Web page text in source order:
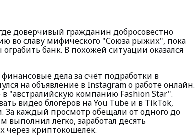
доверчивый гражданин добросовестно
во славу мифического "Союза рыжих", пока
банк. В похожей ситуации оказался
дела за счёт подработки в
на объявление в Instagram о работе онлайн.
"австралийскую компанию Fashion Star".
видео блогеров на You Tube и в TikTok,
За каждый просмотр обещали от одного до
легко, заработал десять
через криптокошелёк.